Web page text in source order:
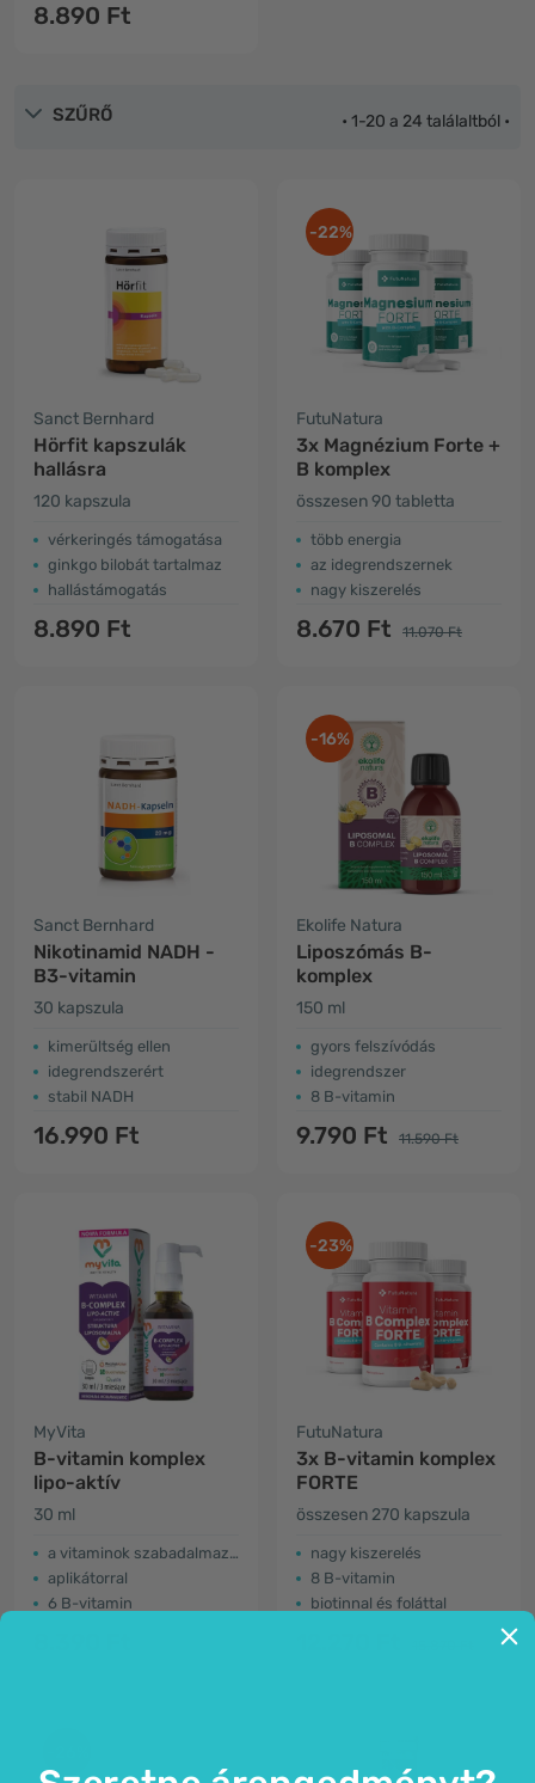
8.890 Ft
SZŰRŐ • 1-20 a 24 találaltból •
Sanct Bernhard
Hörfit kapszulák
hallásra
120 kapszula
vérkeringés támogatása
ginkgo bilobát tartalmaz
hallástámogatás
8.890 Ft
-22%
FutuNatura
3x Magnézium Forte +
B komplex
összesen 90 tabletta
több energia
az idegrendszernek
nagy kiszerelés
8.670 Ft 11.070 Ft
Sanct Bernhard
Nikotinamid NADH -
B3-vitamin
30 kapszula
kimerültség ellen
idegrendszerért
stabil NADH
16.990 Ft
-16%
Ekolife Natura
Liposzómás B-
komplex
150 ml
gyors felszívódás
idegrendszer
8 B-vitamin
9.790 Ft 11.590 Ft
MyVita
B-vitamin komplex
lipo-aktív
30 ml
a vitaminok szabadalmaztatott formái
aplikátorral
6 B-vitamin
-23%
FutuNatura
3x B-vitamin komplex
FORTE
összesen 270 kapszula
nagy kiszerelés
8 B-vitamin
biotinnal és foláttal